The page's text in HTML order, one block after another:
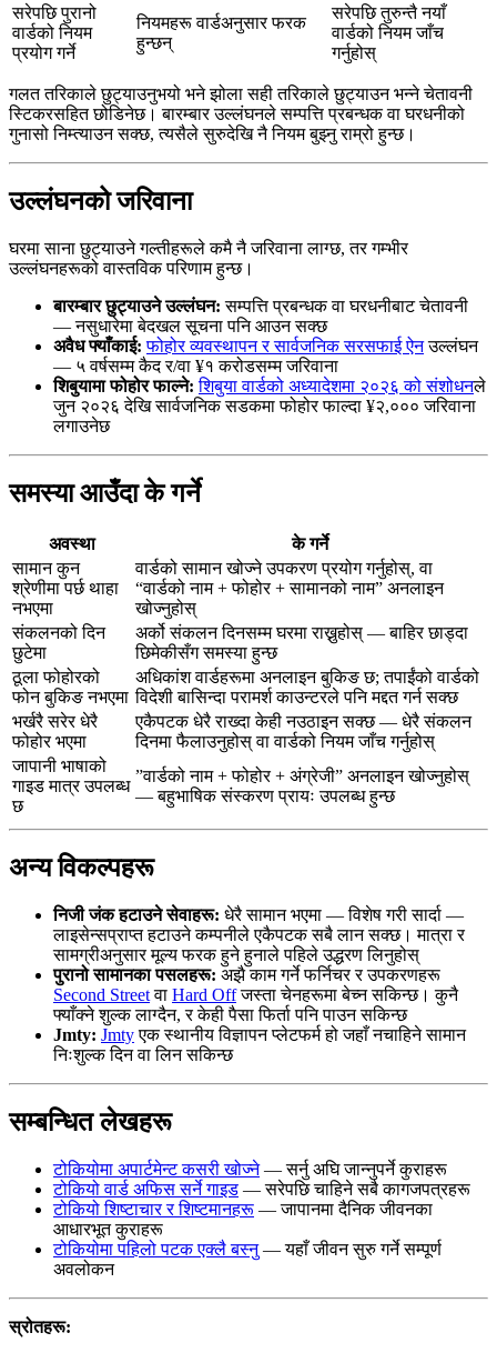
सरेपछि पुरानो
वार्डको नियम
प्रयोग गर्ने
नियमहरू वार्डअनुसार फरक
हुन्छन्
सरेपछि तुरुन्तै नयाँ
वार्डको नियम जाँच
गर्नुहोस्
गलत तरिकाले छुट्याउनुभयो भने झोला सही तरिकाले छुट्याउन भन्ने चेतावनी
स्टिकरसहित छोडिनेछ। बारम्बार उल्लंघनले सम्पत्ति प्रबन्धक वा घरधनीको
गुनासो निम्त्याउन सक्छ, त्यसैले सुरुदेखि नै नियम बुझ्नु राम्रो हुन्छ।
उल्लंघनको जरिवाना
घरमा साना छुट्याउने गल्तीहरूले कमै नै जरिवाना लाग्छ, तर गम्भीर
उल्लंघनहरूको वास्तविक परिणाम हुन्छ।
बारम्बार छुट्याउने उल्लंघन: सम्पत्ति प्रबन्धक वा घरधनीबाट चेतावनी
— नसुधारेमा बेदखल सूचना पनि आउन सक्छ
अवैध फ्याँकाई: फोहोर व्यवस्थापन र सार्वजनिक सरसफाई ऐनउल्लंघन
— ५ वर्षसम्म कैद र/वा ¥१ करोडसम्म जरिवाना
शिबुयामा फोहोर फाल्ने: शिबुया वार्डको अध्यादेशमा २०२६ को संशोधनले
जुन २०२६ देखि सार्वजनिक सडकमा फोहोर फाल्दा ¥२,००० जरिवाना
लगाउनेछ
समस्या आउँदा के गर्ने
अवस्था
के गर्ने
सामान कुन
श्रेणीमा पर्छ थाहा
नभएमा
वार्डको सामान खोज्ने उपकरण प्रयोग गर्नुहोस्, वा
“वार्डको नाम + फोहोर + सामानको नाम” अनलाइन
खोज्नुहोस्
संकलनको दिन
छुटेमा
अर्को संकलन दिनसम्म घरमा राख्नुहोस् — बाहिर छाड्दा
छिमेकीसँग समस्या हुन्छ
ठूला फोहोरको
फोन बुकिङ नभएमा
अधिकांश वार्डहरूमा अनलाइन बुकिङ छ; तपाईंको वार्डको
विदेशी बासिन्दा परामर्श काउन्टरले पनि मद्दत गर्न सक्छ
भर्खरै सरेर धेरै
फोहोर भएमा
एकैपटक धेरै राख्दा केही नउठाइन सक्छ — धेरै संकलन
दिनमा फैलाउनुहोस् वा वार्डको नियम जाँच गर्नुहोस्
जापानी भाषाको
गाइड मात्र उपलब्ध
छ
”वार्डको नाम + फोहोर + अंग्रेजी” अनलाइन खोज्नुहोस्
— बहुभाषिक संस्करण प्रायः उपलब्ध हुन्छ
अन्य विकल्पहरू
निजी जंक हटाउने सेवाहरू: धेरै सामान भएमा — विशेष गरी सार्दा —
लाइसेन्सप्राप्त हटाउने कम्पनीले एकैपटक सबै लान सक्छ। मात्रा र
सामग्रीअनुसार मूल्य फरक हुने हुनाले पहिले उद्धरण लिनुहोस्
पुरानो सामानका पसलहरू: अझै काम गर्ने फर्निचर र उपकरणहरू
Second Streetवा Hard Offजस्ता चेनहरूमा बेच्न सकिन्छ। कुनै
फ्याँक्ने शुल्क लाग्दैन, र केही पैसा फिर्ता पनि पाउन सकिन्छ
Jmty: Jmtyएक स्थानीय विज्ञापन प्लेटफर्म हो जहाँ नचाहिने सामान
निःशुल्क दिन वा लिन सकिन्छ
सम्बन्धित लेखहरू
टोकियोमा अपार्टमेन्ट कसरी खोज्ने— सर्नु अघि जान्नुपर्ने कुराहरू
टोकियो वार्ड अफिस सर्ने गाइड — सरेपछि चाहिने सबै कागजपत्रहरू
टोकियो शिष्टाचार र शिष्टमानहरू — जापानमा दैनिक जीवनका
आधारभूत कुराहरू
टोकियोमा पहिलो पटक एक्लै बस्नु— यहाँ जीवन सुरु गर्ने सम्पूर्ण
अवलोकन
स्रोतहरू: